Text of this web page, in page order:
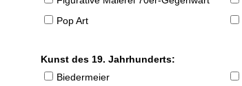
Pop Art
Kunst des 19. Jahrhunderts:
Biedermeier